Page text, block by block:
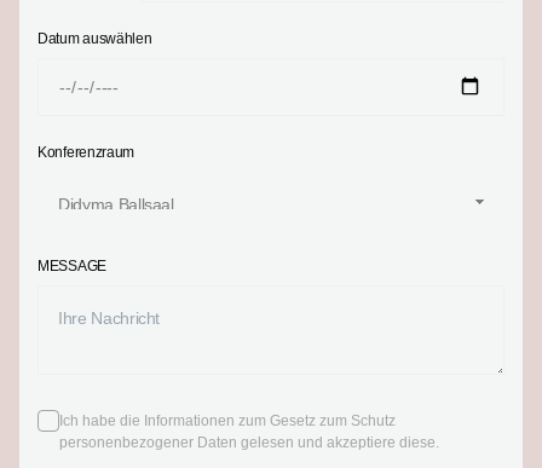
Datum auswählen
Konferenzraum
MESSAGE
Ich habe die Informationen zum Gesetz zum Schutz
personenbezogener Daten gelesen und akzeptiere diese.